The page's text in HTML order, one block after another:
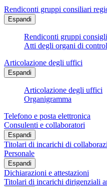
Rendiconti gruppi consiliari
Espandi
Rendiconti gruppi
Atti degli organi di
Articolazione degli uffici
Espandi
Articolazione degli uffici
Organigramma
Telefono e posta elettronica
Consulenti e collaboratori
Espandi
Titolari di incarichi di
Personale
Espandi
Dichiarazioni e attestazioni
Titolari di incarichi dirigenziali